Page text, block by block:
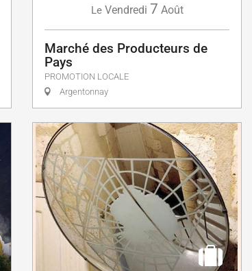
Le Vendredi 7 Août
Marché des Producteurs de
Pays
PROMOTION LOCALE
Argentonnay